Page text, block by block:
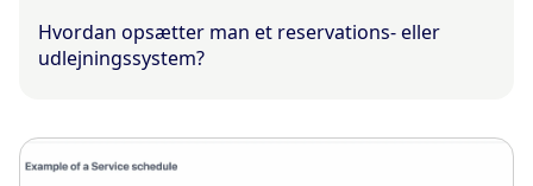
Hvordan opsætter man et reservations- eller
udlejningssystem?